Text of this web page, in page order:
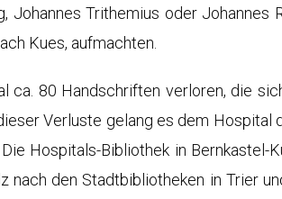
Trithemius oder Johannes
Kues, aufmachten.
ca. 80 Handschriften verloren, die
Verluste gelang es dem Hospital
Hospitals-Bibliothek in Bernkastel-
nach den Stadtbibliotheken in Trier